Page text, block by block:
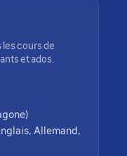
cours de
et ados.
Allemand,